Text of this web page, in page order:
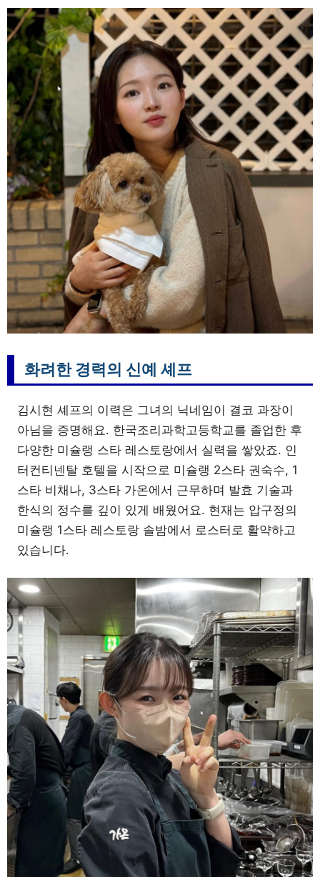
화려한 경력의 신예 셰프
김시현 셰프의 이력은 그녀의 닉네임이 결코 과장이
아님을 증명해요. 한국조리과학고등학교를 졸업한 후
다양한 미슐랭 스타 레스토랑에서 실력을 쌓았죠. 인
터컨티넨탈 호텔을 시작으로 미슐랭 2스타 권숙수, 1
스타 비채나, 3스타 가온에서 근무하며 발효 기술과
한식의 정수를 깊이 있게 배웠어요. 현재는 압구정의
미슐랭 1스타 레스토랑 솔밤에서 로스터로 활약하고
있습니다.